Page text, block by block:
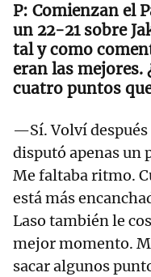
Comienzan el
un 22-21 sobre
tal y como
eran las
cuatro puntos
—Sí. Volví
disputó apenas un
Me faltaba ritmo.
está más
Laso también le
mejor momento.
sacar algunos